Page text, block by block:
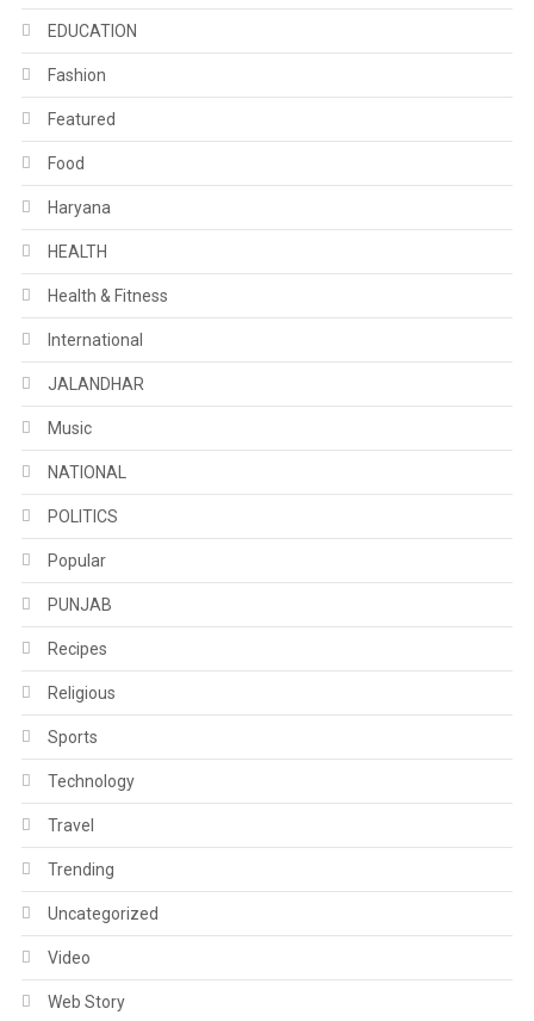
EDUCATION
Fashion
Featured
Food
Haryana
HEALTH
Health & Fitness
International
JALANDHAR
Music
NATIONAL
POLITICS
Popular
PUNJAB
Recipes
Religious
Sports
Technology
Travel
Trending
Uncategorized
Video
Web Story